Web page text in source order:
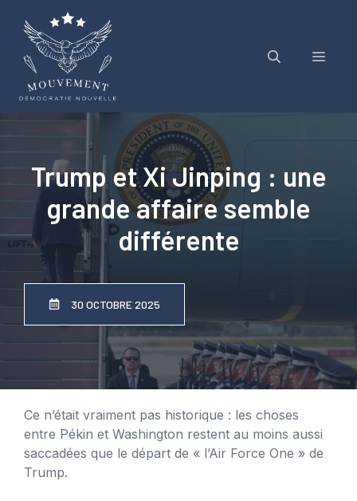
contenu
Menu
Trump et Xi Jinping : une
grande affaire semble
différente
30 OCTOBRE 2025
Ce n’était vraiment pas historique : les choses
entre Pékin et Washington restent au moins aussi
saccadées que le départ de « l’Air Force One » de
Trump.